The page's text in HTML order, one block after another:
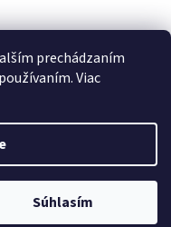
prechádzaním
Viac
Súhlasím
práva vyhradené.